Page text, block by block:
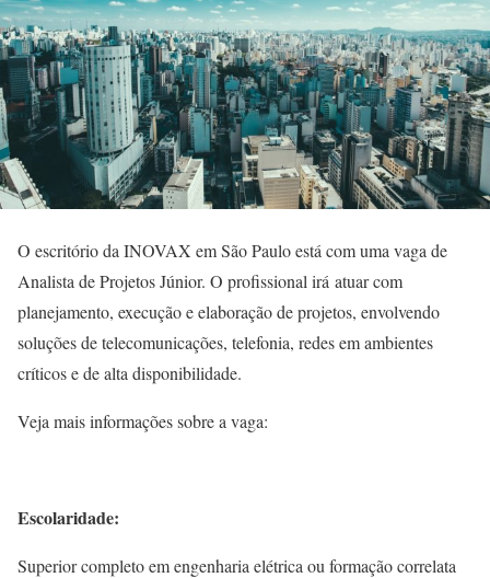
O escritório da INOVAX em São Paulo está com uma vaga de
Analista de Projetos Júnior. O profissional irá atuar com
planejamento, execução e elaboração de projetos, envolvendo
soluções de telecomunicações, telefonia, redes em ambientes
críticos e de alta disponibilidade.
Veja mais informações sobre a vaga:
Escolaridade:
Superior completo em engenharia elétrica ou formação correlata